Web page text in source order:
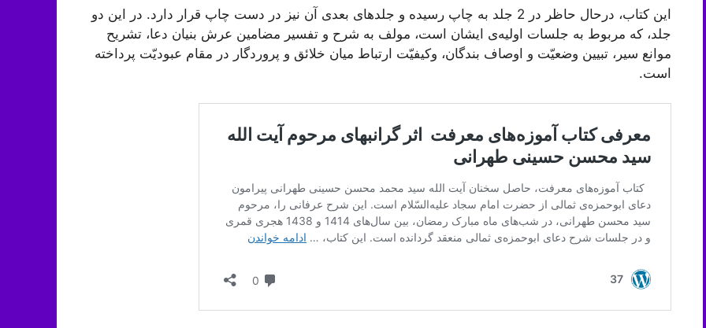
این کتاب، درحال حاظر در 2 جلد به چاپ رسیده و جلدهای بعدی آن نیز در دست چاپ قرار دارد. در این دو
جلد، که مربوط به جلسات اولیه‌ی ایشان است، مولف به شرح و تفسیر مضامین عرش بنیان دعا، تشریح
موانع سیر، تبیین وضعیّت و اوصاف بندگان، وکیفیّت ارتباط میان خلائق و پروردگار در مقام عبودیّت پرداخته‌
است.